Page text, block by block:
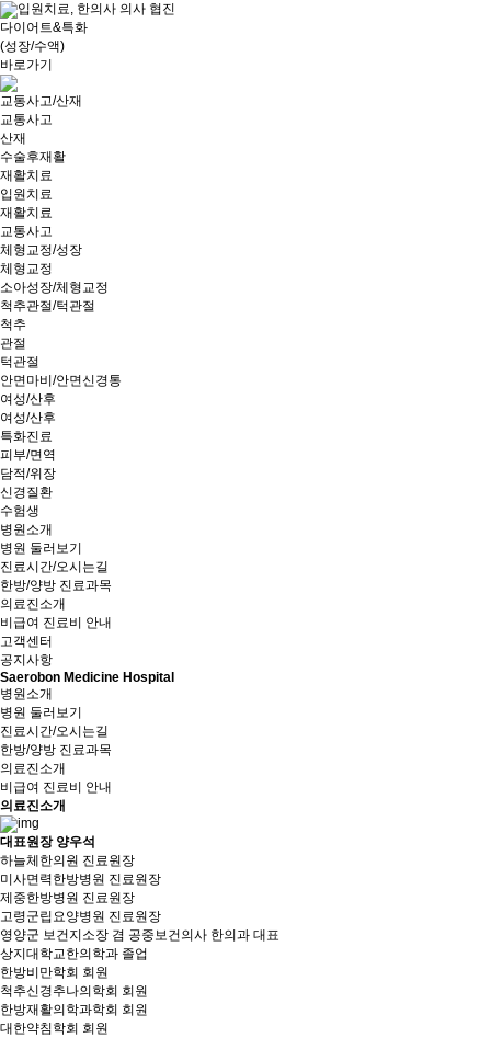
입원치료, 한의사 의사 협진
다이어트&특화
(성장/수액)
바로가기
교통사고/산재
교통사고
산재
수술후재활
재활치료
입원치료
재활치료
교통사고
체형교정/성장
체형교정
소아성장/체형교정
척추관절/턱관절
척추
관절
턱관절
안면마비/안면신경통
여성/산후
여성/산후
특화진료
피부/면역
담적/위장
신경질환
수험생
병원소개
병원 둘러보기
진료시간/오시는길
한방/양방 진료과목
의료진소개
비급여 진료비 안내
고객센터
공지사항
Saerobon Medicine Hospital
병원소개
병원 둘러보기
진료시간/오시는길
한방/양방 진료과목
의료진소개
비급여 진료비 안내
의료진소개
대표원장 양우석
하늘체한의원 진료원장
미사면력한방병원 진료원장
제중한방병원 진료원장
고령군립요양병원 진료원장
영양군 보건지소장 겸 공중보건의사 한의과 대표
상지대학교한의학과 졸업
한방비만학회 회원
척추신경추나의학회 회원
한방재활의학과학회 회원
대한약침학회 회원